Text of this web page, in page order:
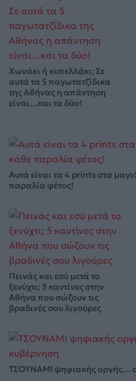
Χωνάκι ή κυπελλάκι; Σε
αυτά τα 5 παγωτατζίδικα
της Αθήνας η απάντηση
είναι…και τα δύο!
Αυτά είναι τα 4 prints στα
παραλία φέτος!
Πεινάς και εσύ μετά το
ξενύχτι; 5 καντίνες στην
Αθήνα που σώζουν τις
βραδινές σου λιγούρες
ΤΣΟΥΝΑΜΙ ψηφιακής οργής…